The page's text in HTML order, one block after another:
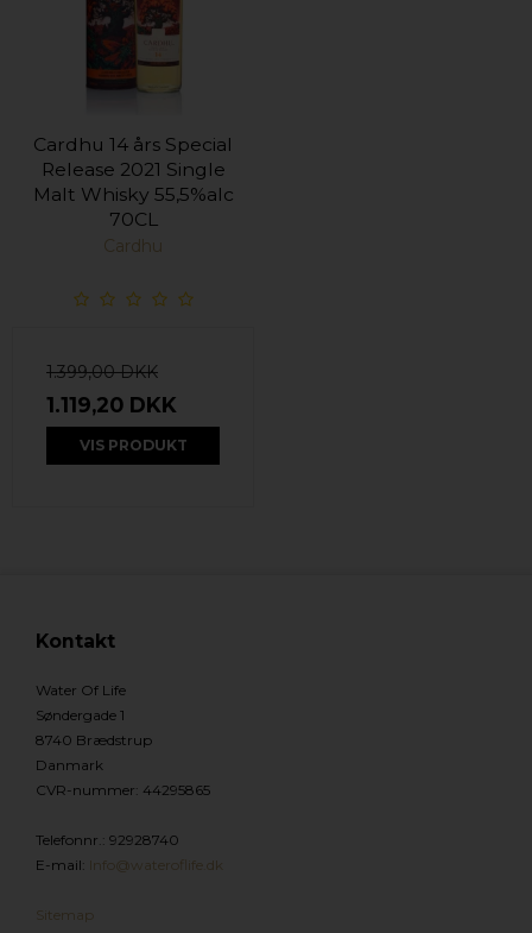
Cardhu 14 års Special
Release 2021 Single
Malt Whisky 55,5%alc
70CL
Cardhu
1.399,00 DKK
1.119,20 DKK
VIS PRODUKT
Kontakt
Water Of Life
Søndergade 1
8740 Brædstrup
Danmark
CVR-nummer: 44295865
Telefonnr.: 92928740
E-mail: Info@wateroflife.dk
Sitemap